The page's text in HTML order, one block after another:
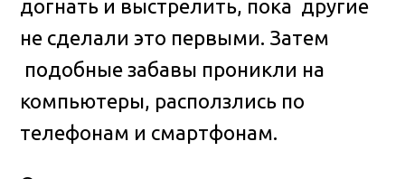
догнать и выстрелить, пока другие
не сделали это первыми. Затем
подобные забавы проникли на
компьютеры, расползлись по
телефонам и смартфонам.